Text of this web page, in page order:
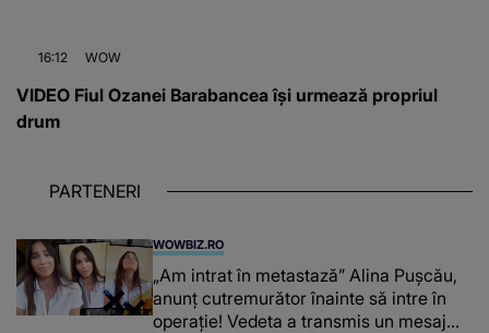
16:12 WOW
VIDEO Fiul Ozanei Barabancea își urmează propriul
drum
PARTENERI
WOWBIZ.RO
„Am intrat în metastază” Alina Pușcău,
anunț cutremurător înainte să intre în
operație! Vedeta a transmis un mesaj